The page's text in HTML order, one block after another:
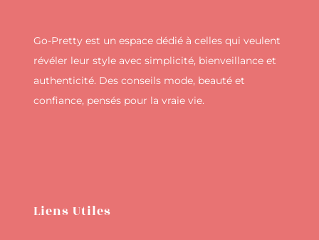
Go-Pretty est un espace dédié à celles qui veulent
révéler leur style avec simplicité, bienveillance et
authenticité. Des conseils mode, beauté et
confiance, pensés pour la vraie vie.
Liens Utiles